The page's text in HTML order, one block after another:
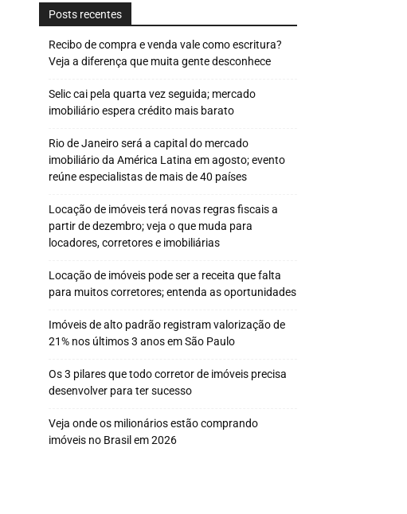
Posts recentes
Recibo de compra e venda vale como escritura?
Veja a diferença que muita gente desconhece
Selic cai pela quarta vez seguida; mercado
imobiliário espera crédito mais barato
Rio de Janeiro será a capital do mercado
imobiliário da América Latina em agosto; evento
reúne especialistas de mais de 40 países
Locação de imóveis terá novas regras fiscais a
partir de dezembro; veja o que muda para
locadores, corretores e imobiliárias
Locação de imóveis pode ser a receita que falta
para muitos corretores; entenda as oportunidades
Imóveis de alto padrão registram valorização de
21% nos últimos 3 anos em São Paulo
Os 3 pilares que todo corretor de imóveis precisa
desenvolver para ter sucesso
Veja onde os milionários estão comprando
imóveis no Brasil em 2026